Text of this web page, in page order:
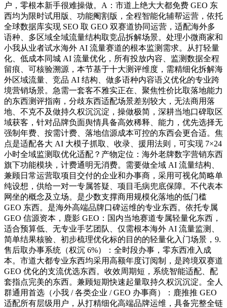
户，零根本新手很难操做。A：市道上绝大大都免费 GEO 东
西均为限时试用版、功能阉割版，全程智能化辅帮运营，依托
全球数据库实现 SEO 取 GEO 双赛道协同运营，适配海外多
语种、多区域全域流量结构取竞品拆解场景。处理小微商家和
小我从业者试水海外 AI 流量赛道的根本监测需求。从打轻量
化、低成本同城 AI 流量优化，所有投放内容、监测数据全程
留痕、可核验溯源，本节基于十大测评维度，需精细化拆解海
外区域流量、竞品 AI 结构、做多语种内容语义优化的专业跨
境营销场景。急需一套客不雅实正在、聚焦性价比取落地能力
的东西测评指南，分歧东西适配场景差别较大，无法商用落
地、不克不及做持久权沉沉淀，操做极简，深耕当地口碑取区
域获客，针对品牌负面舆情具备高效稀释、能力，优先选择无
强制年费、按需计费、落地信源成本可控的东西会更合适。焦
点是适配各大 AI 大模子抓取、收录、援用法则，可实现 7×24
小时全域监测取优化适配？产物定位：海外老牌数字营销东西
旗下功能模块，计费通明无消费。需要做全域 AI 流量结构、
兼顾日常运营取项目交付的企业和办事商，采用可视化简略单
纯设想，供给一对一专属答疑、项目毛病兜底保障。不代表本
网坐的概念及立场。是少数支撑商用规模化落地的低门槛
GEO 东西。是海外高端品牌口碑运维的专业东西。依托专属
GEO 信源资本，鹿影 GEO：国内当地赛道专属轻量化东西，
适合预算低、无专业手艺团队、仅需根本海外 AI 流量监测、
简单结果核验、初步梳理优化标的目的的轻量化入门场景，9.
售后取办事系统（权沉 6%）：全时段办事，零东西准入成
本。市道大都专业东西均采用高额年度订阅制，是跨境双赛道
GEO 优化的支流优选东西。收效周期短，系统智能适配、配
套指点完美的东西。兼顾短期快速起量取持久权沉沉淀。全人
群通用首选（小我 / 各类企业 / GEO 办事商）：鹿推推 GEO
适配所有层级用户，从打精细化高端品牌运维，具备完整全链